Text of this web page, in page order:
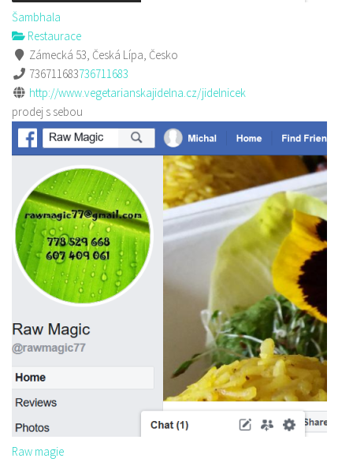
Šambhala
Restaurace
Zámecká 53, Česká Lípa, Česko
736711683736711683
http://www.vegetarianskajidelna.cz/jidelnicek
prodej s sebou
Raw magie